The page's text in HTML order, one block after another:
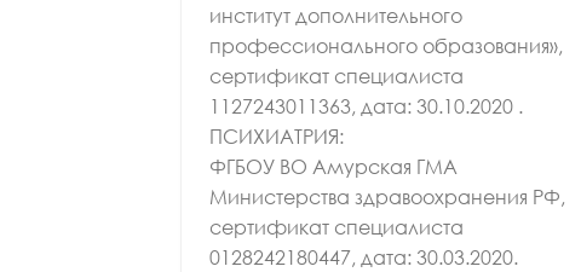
институт дополнительного
профессионального образования»,
сертификат специалиста
1127243011363, дата: 30.10.2020 .
ПСИХИАТРИЯ:
ФГБОУ ВО Амурская ГМА
Министерства здравоохранения РФ,
сертификат специалиста
0128242180447, дата: 30.03.2020.